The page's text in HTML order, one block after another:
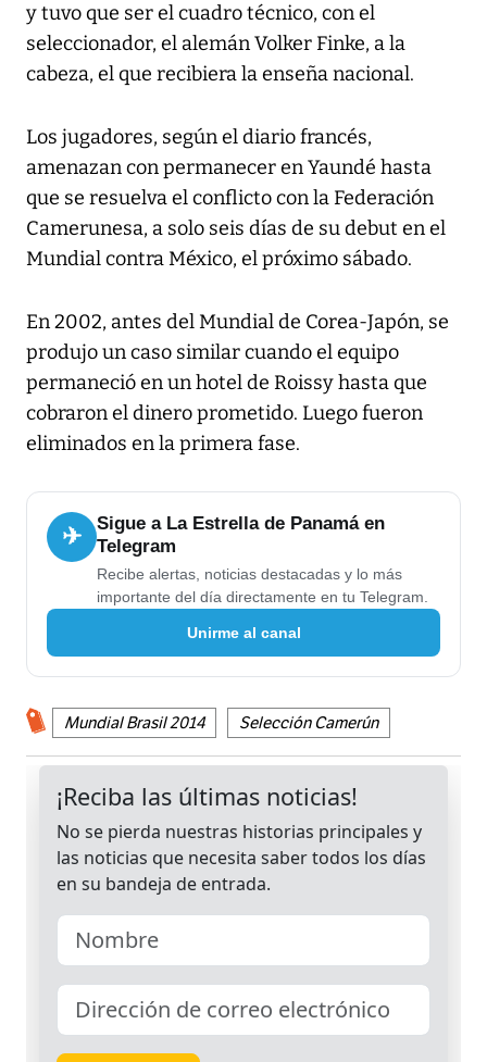
y tuvo que ser el cuadro técnico, con el
seleccionador, el alemán Volker Finke, a la
cabeza, el que recibiera la enseña nacional.
Los jugadores, según el diario francés,
amenazan con permanecer en Yaundé hasta
que se resuelva el conflicto con la Federación
Camerunesa, a solo seis días de su debut en el
Mundial contra México, el próximo sábado.
En 2002, antes del Mundial de Corea-Japón, se
produjo un caso similar cuando el equipo
permaneció en un hotel de Roissy hasta que
cobraron el dinero prometido. Luego fueron
eliminados en la primera fase.
✈
Sigue a La Estrella de Panamá en
Telegram
Recibe alertas, noticias destacadas y lo más
importante del día directamente en tu Telegram.
Unirme al canal
Mundial Brasil 2014 Selección Camerún